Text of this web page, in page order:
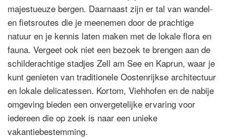
majestueuze bergen. Daarnaast zijn er tal van wandel-
en fietsroutes die je meenemen door de prachtige
natuur en je kennis laten maken met de lokale flora en
fauna. Vergeet ook niet een bezoek te brengen aan de
schilderachtige stadjes Zell am See en Kaprun, waar je
kunt genieten van traditionele Oostenrijkse architectuur
en lokale delicatessen. Kortom, Viehhofen en de nabije
omgeving bieden een onvergetelijke ervaring voor
iedereen die op zoek is naar een unieke
vakantiebestemming.